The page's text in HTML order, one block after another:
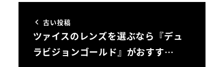
古い投稿
ツァイスのレンズを選ぶなら『デュ
ラビジョンゴールド』がおすす…